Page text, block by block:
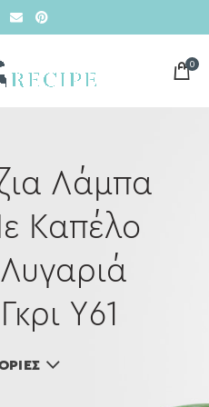
0
Λάμπα
Καπέλο
Υ61